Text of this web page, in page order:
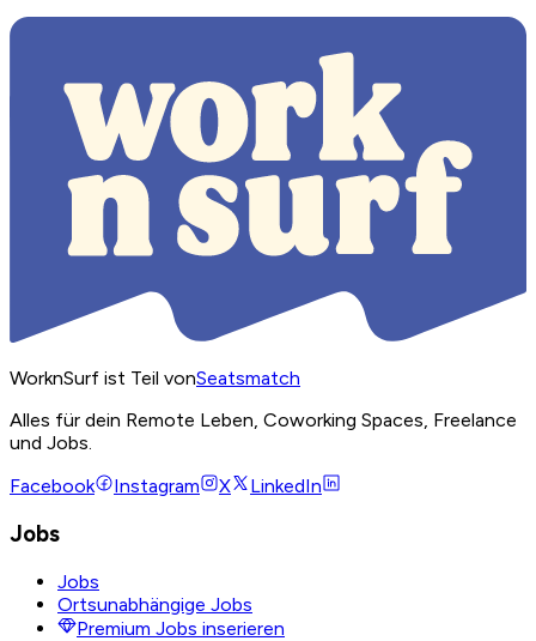
WorknSurf ist Teil vonSeatsmatch
Alles für dein Remote Leben, Coworking Spaces, Freelance
und Jobs.
Facebook
Instagram X LinkedIn
Jobs
Jobs
Ortsunabhängige Jobs
Premium Jobs inserieren